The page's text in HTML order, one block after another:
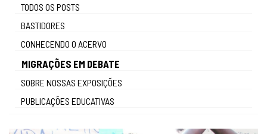
TODOS OS POSTS
BASTIDORES
CONHECENDO O ACERVO
MIGRAÇÕES EM DEBATE
SOBRE NOSSAS EXPOSIÇÕES
PUBLICAÇÕES EDUCATIVAS